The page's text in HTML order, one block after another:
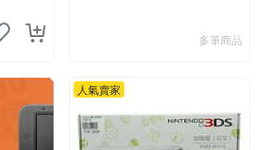
多筆商品
人氣賣家